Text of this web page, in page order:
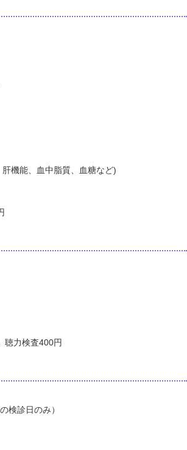
肝機能、血中脂質、血糖など)
聴力検査400円
検診日のみ）